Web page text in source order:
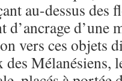
au-dessus des
d’ancrage d’une
vers ces objets
Mélanésiens,